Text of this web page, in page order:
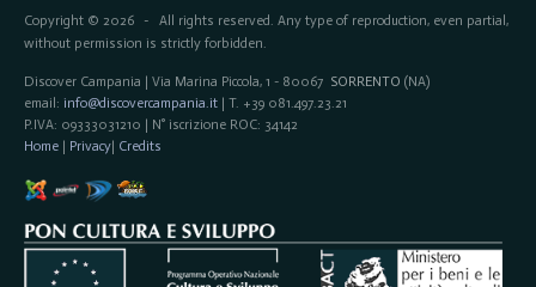
Copyright © 2026- All rights reserved. Any type of reproduction, even partial,
without permission is strictly forbidden.
Discover Campania | Via Marina Piccola, 1 - 80067 SORRENTO (NA)
email: info@discovercampania.it| T. +39 081.497.23.21
P.IVA: 09333031210 | N° iscrizione ROC: 34142
Home| Privacy| Credits